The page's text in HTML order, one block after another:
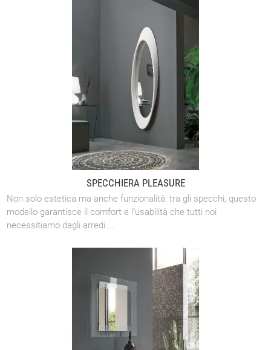
SPECCHIERA PLEASURE
Non solo estetica ma anche funzionalità: tra gli specchi, questo
modello garantisce il comfort e l’usabilità che tutti noi
necessitiamo dagli arredi ...